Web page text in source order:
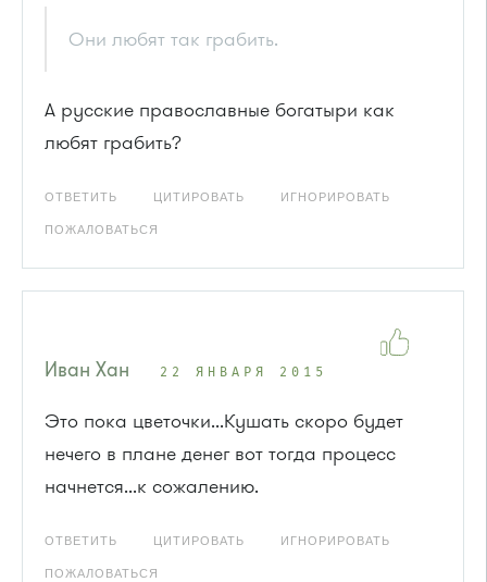
Они любят так грабить.
А русские православные богатыри как
любят грабить?
ОТВЕТИТЬ ЦИТИРОВАТЬ ИГНОРИРОВАТЬ
ПОЖАЛОВАТЬСЯ
Иван Хан 22 ЯНВАРЯ 2015
Это пока цветочки...Кушать скоро будет
нечего в плане денег вот тогда процесс
начнется...к сожалению.
ОТВЕТИТЬ ЦИТИРОВАТЬ ИГНОРИРОВАТЬ
ПОЖАЛОВАТЬСЯ